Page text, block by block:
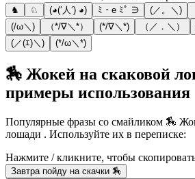
♞ ♘ (◕(‘人‘) ◕) ﾐ・e ﾐﾟ ∋ (／。＼)
(/ω＼)
（*/∇＼*） (*/∇＼*) （／．＼）
(／(ｴ)＼)
(*/ω＼*)
🏇 Жокей на скаковой
примеры использования
Популярные фразы со смайликом 🏇
лошади . Используйте их в переписке:
Нажмите / кликните, чтобы
Завтра пойду на скачки 🏇